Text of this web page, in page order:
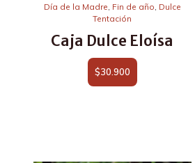
Día de la Madre Fin de año Dulce
Tentación
Caja Dulce Eloísa
$30.900